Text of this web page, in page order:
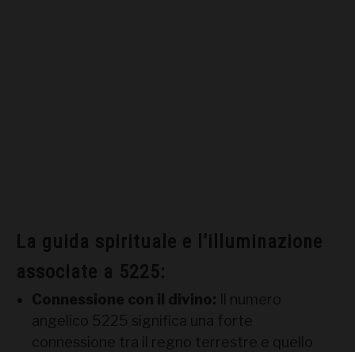
La guida spirituale e l’illuminazione
associate a 5225:
Connessione con il divino: Il numero
angelico 5225 significa una forte
connessione tra il regno terrestre e quello